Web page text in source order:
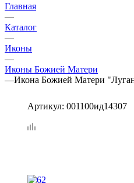
Главная
—
Каталог
—
Иконы
—
Иконы Божией Матери
—Икона Божией Матери
Артикул: 001100ид14307